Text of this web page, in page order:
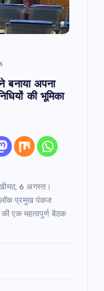
बनाया अपना
की भूमिका
6 अगस्त।
प्रमुख पंकज
की एक महत्वपूर्ण बैठक